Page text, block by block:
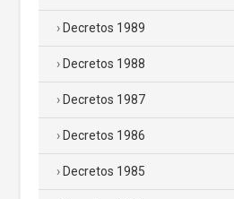
Decretos 1989
Decretos 1988
Decretos 1987
Decretos 1986
Decretos 1985